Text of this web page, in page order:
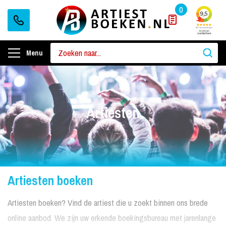
0
Menu
Artiesten
Artiesten boeken
Artiesten boeken? Vind de artiest die u zoekt binnen ons brede
online aanbod. We zijn uw erkende boekingsbureau met jarenlange